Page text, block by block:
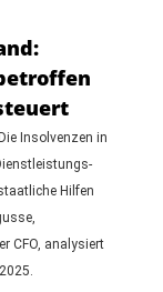
Insolvenzen in
Hilfen
CFO, analysiert